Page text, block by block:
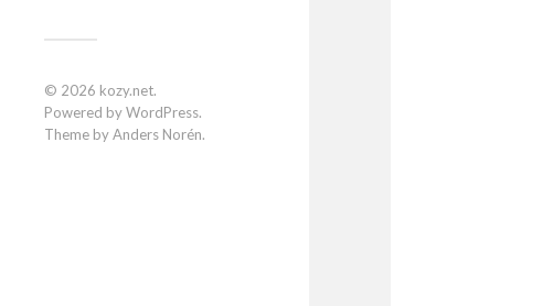
© 2026 kozy.net.
Powered byWordPress.
Theme byAnders Norén.